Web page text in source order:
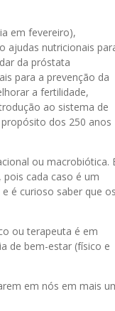
em fevereiro),
ajudas nutricionais
da próstata
para a prevenção da
a fertilidade,
ao sistema de
dos 250 anos
ou macrobiótica.
cada caso é um
é curioso saber que os
ou terapeuta é em
de bem-estar (físico e
em nós em mais